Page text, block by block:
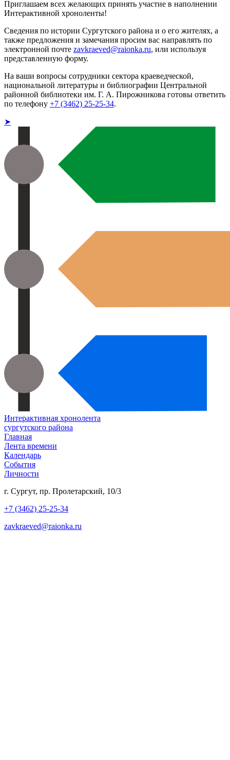
Приглашаем всех желающих принять участие в наполнении
Интерактивной хроноленты!
Сведения по истории Сургутского района и о его жителях, а
также предложения и замечания просим вас направлять по
электронной почте zavkraeved@raionka.ru, или используя
представленную форму.
На ваши вопросы сотрудники сектора краеведческой,
национальной литературы и библиографии Центральной
районной библиотеки им. Г. А. Пирожникова готовы ответить
по телефону +7 (3462) 25-25-34.
➤
Интерактивная хронолента
сургутского района
Главная
Лента времени
Календарь
События
Личности
г. Сургут, пр. Пролетарский, 10/3
+7 (3462) 25-25-34
zavkraeved@raionka.ru